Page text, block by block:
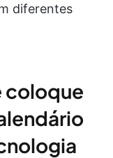
diferentes
coloque